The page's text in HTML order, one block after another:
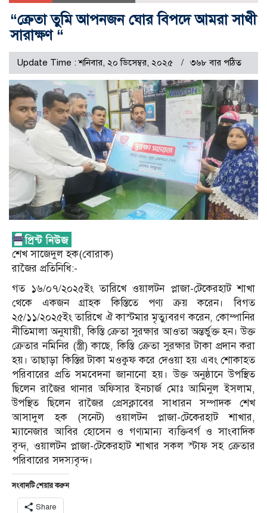
“ক্রেতা তুমি আপনজন ঘোর বিপদে আমরা সাথী
সারাক্ষণ “
Update Time : শনিবার, ২০ ডিসেম্বর, ২০২৫ ৩৬৮ বার পঠিত
শেখ সাজেদুল হক(বোরাক)
রাজৈর প্রতিনিধি:-
গত ১৬/০৭/২০২৫ইং তারিখে ওয়ালটন প্লাজা-টেকেরহাট শাখা
থেকে একজন গ্রাহক কিস্তিতে পণ্য ক্রয় করেন। বিগত
২৫/১১/২০২৫ইং তারিখে ঐ কাস্টমার মৃত্যুবরণ করেন, কোম্পানির
নীতিমালা অনুযায়ী, কিস্তি ক্রেতা সুরক্ষার আওতা অন্তর্ভুক্ত হন। উক্ত
ক্রেতার নমিনির (স্ত্রী) কাছে, কিস্তি ক্রেতা সুরক্ষার টাকা প্রদান করা
হয়। তাছাড়া কিস্তির টাকা মওকুফ করে দেওয়া হয় এবং শোকাহত
পরিবারের প্রতি সমবেদনা জানানো হয়। উক্ত অনুষ্ঠানে উপস্থিত
ছিলেন রাজৈর থানার অফিসার ইনচার্জ মোঃ আমিনুল ইসলাম,
উপস্থিত ছিলেন রাজৈর প্রেসক্লাবের সাধারন সম্পাদক শেখ
আসাদুল হক (সনেট) ওয়ালটন প্লাজা-টেকেরহাট শাখার,
ম্যানেজার আবির হোসেন ও গণ্যমান্য ব্যক্তিবর্গ ও সাংবাদিক
বৃন্দ, ওয়ালটন প্লাজা-টেকেরহাট শাখার সকল স্টাফ সহ ক্রেতার
পরিবারের সদস্যবৃন্দ।
সংবাদটি শেয়ার করুন
Share